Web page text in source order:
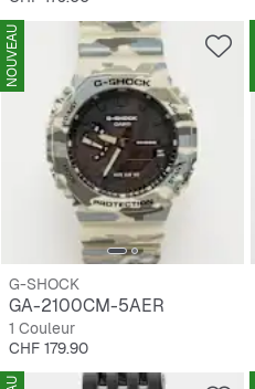
NOUVEAU
G-SHOCK
GA-2100CM-5AER
1 Couleur
Prix
CHF 179.90